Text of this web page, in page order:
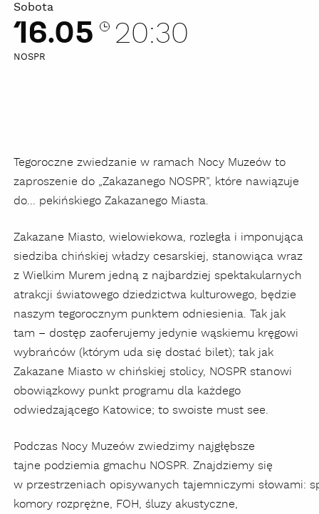
Sobota
16.05 20:30
NOSPR
Tegoroczne zwiedzanie w ramach Nocy Muzeów to
zaproszenie do „Zakazanego NOSPR”, które nawiązuje
do... pekińskiego Zakazanego Miasta.
Zakazane Miasto, wielowiekowa, rozległa i imponująca
siedziba chińskiej władzy cesarskiej, stanowiąca wraz
z Wielkim Murem jedną z najbardziej spektakularnych
atrakcji światowego dziedzictwa kulturowego, będzie
naszym tegorocznym punktem odniesienia. Tak jak
tam – dostęp zaoferujemy jedynie wąskiemu kręgowi
wybrańców (którym uda się dostać bilet); tak jak
Zakazane Miasto w chińskiej stolicy, NOSPR stanowi
obowiązkowy punkt programu dla każdego
odwiedzającego Katowice; to swoiste must see.
Podczas Nocy Muzeów zwiedzimy najgłębsze
tajne podziemia gmachu NOSPR. Znajdziemy się
w przestrzeniach opisywanych tajemniczymi słowami:
komory rozprężne, FOH, śluzy akustyczne,